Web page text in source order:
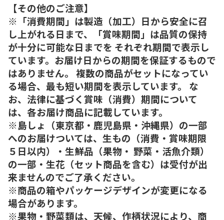
【その他のご注意】
※「消費期間」は製造（加工）日から安全に召
し上がれる日まで、「賞味期間」は品質の保持
が十分に可能な日までを それぞれ期間で表示し
ています。お届け日からの期間を保証するもので
はありません。 複数の商品がセットになってい
る場合、最も短い期間を表示しています。 な
お、法律に基づく賞味（消費）期間について
は、各お届け商品に記載しています。
※島しょ（東京都・鹿児島県・沖縄県）の一部
へのお届けついては、生もの（消費・賞味期限
５日以内）・生鮮品（果物・ 野菜・活魚介類）
の一部・生花（セット商品を含む）は受付が出
来ませんのでご了承ください。
※商品の箱やパッケージデザインが変更になる
場合があります。
※果物・野菜類は、天候、作柄状況により、商